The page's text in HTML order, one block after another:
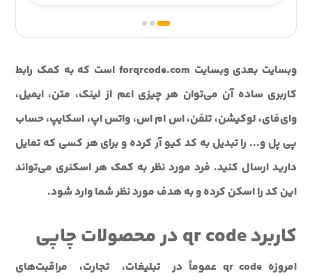
وبسایت بعدی وبسایت forqrcode.com است که به کمک رابط
کاربری ساده آن می‌توان هر چیزی اعم از لینک، متن، ایمیل،
وای‌فای، لوکیشن، تلفن، اس ام اس، واتس اپ، اسکایپ، حساب
پی پل و... را تبدیل به کد کیو آر کرده و برای هر کسی که تمایل
دارید ارسال کنید. فرد مورد نظر به کمک هر اسکنری می‌تواند
این کد را اسکن کرده و به هدف مورد نظر شما وارد شود.
کاربرد qr code در محصولات چاپی
امروزه qr code عموماً در تبلیغات، تجارت، مراقبت‌های